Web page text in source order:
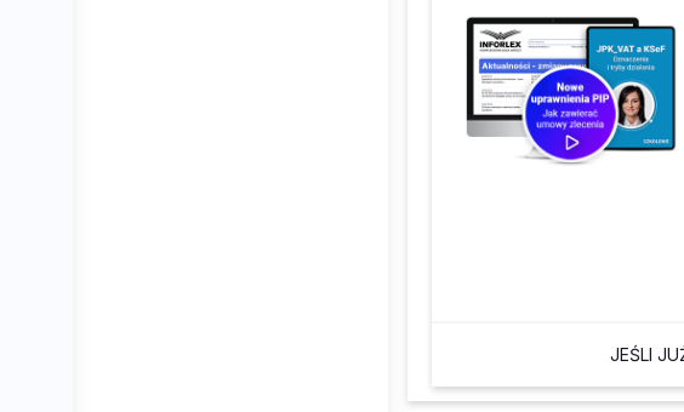
JEŚLI